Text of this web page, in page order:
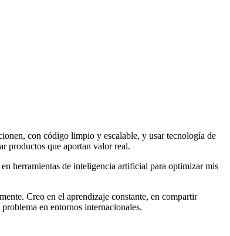
con código limpio y escalable, y usar tecnología de
productos que aportan valor real.
herramientas de inteligencia artificial para optimizar mis
Creo en el aprendizaje constante, en compartir
en entornos internacionales.